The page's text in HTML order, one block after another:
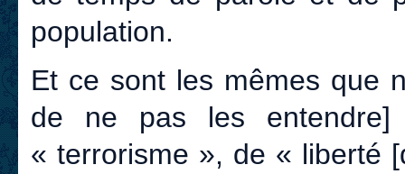
population.
Et ce sont les mêmes que
de ne pas les
« terrorisme », de « liberté